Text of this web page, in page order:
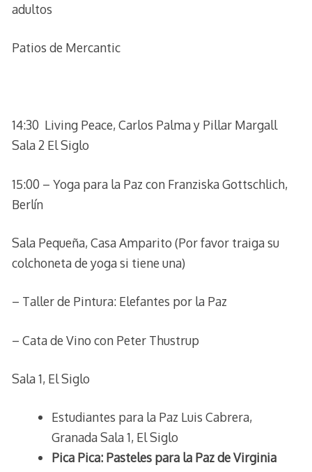
adultos
Patios de Mercantic
14:30 Living Peace, Carlos Palma y Pillar Margall
Sala 2 El Siglo
15:00 – Yoga para la Paz con Franziska Gottschlich,
Berlín
Sala Pequeña, Casa Amparito (Por favor traiga su
colchoneta de yoga si tiene una)
– Taller de Pintura: Elefantes por la Paz
– Cata de Vino con Peter Thustrup
Sala 1, El Siglo
Estudiantes para la Paz Luis Cabrera,
Granada Sala 1, El Siglo
Pica Pica: Pasteles para la Paz de Virginia